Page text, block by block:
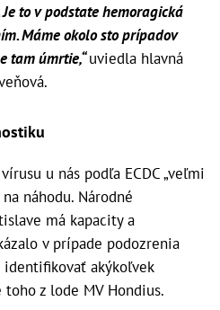
to v podstate hemoragická
Máme okolo sto prípadov
tam úmrtie,“uviedla hlavná
u nás podľa ECDC „veľmi
náhodu. Národné
má kapacity a
v prípade podozrenia
akýkoľvek
z lode MV Hondius.